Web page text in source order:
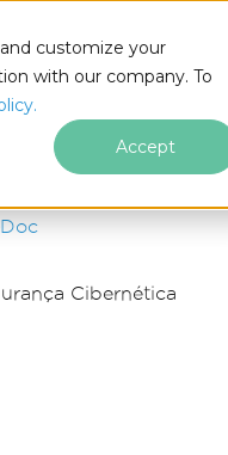
customize your
with our company. To
Accept
Cibernética